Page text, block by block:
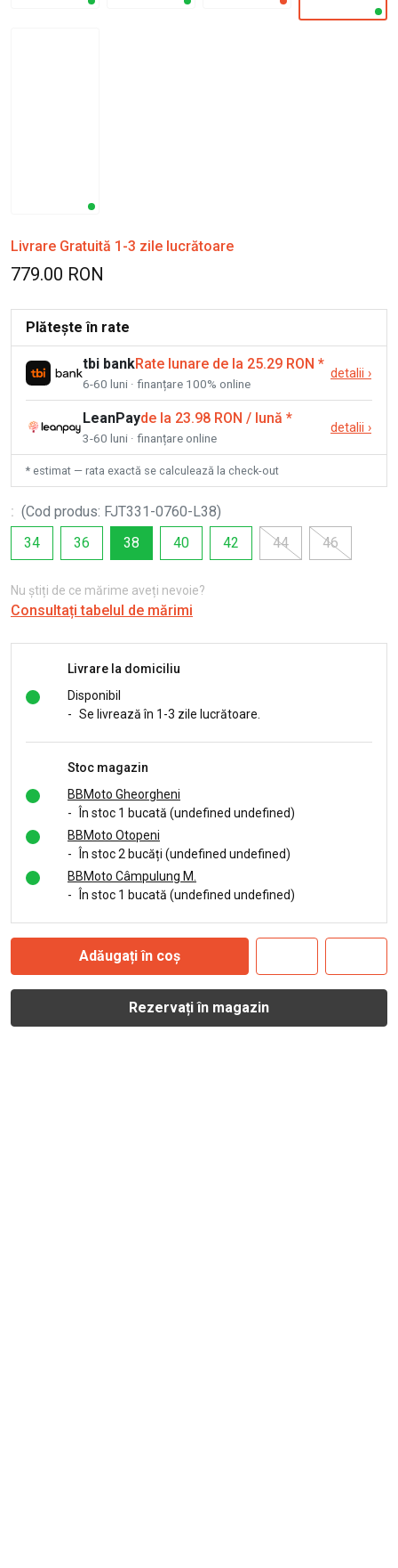
Livrare Gratuită 1-3 zile lucrătoare
779.00 RON
Plătește în rate
tbi bankRate lunare de la 25.29 RON *
6-60 luni · finanțare 100% online
detalii ›
LeanPayde la 23.98 RON / lună *
3-60 luni · finanțare online
detalii ›
* estimat — rata exactă se calculează la check-out
: (Cod produs: FJT331-0760-L38)
34
36 38 40 42 44 46
Nu știți de ce mărime aveți nevoie?
Consultați tabelul de mărimi
Livrare la domiciliu
Disponibil
- Se livrează în 1-3 zile lucrătoare.
Stoc magazin
BBMoto Gheorgheni
-
În stoc 1 bucată (undefined undefined)
BBMoto Otopeni
-
În stoc 2 bucăți (undefined undefined)
BBMoto Câmpulung M.
-
În stoc 1 bucată (undefined undefined)
Adăugați în coș
Rezervați în magazin